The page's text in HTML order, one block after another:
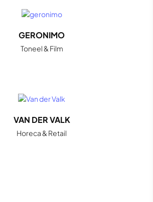
GERONIMO
Toneel & Film
VAN DER VALK
Horeca & Retail